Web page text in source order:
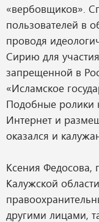
«вербовщиков».
пользователей в
проводя
Сирию для
запрещенной в
«Исламское
Подобные ролики
Интернет и
оказался и
Ксения Федосова,
Калужской
другими лицами,